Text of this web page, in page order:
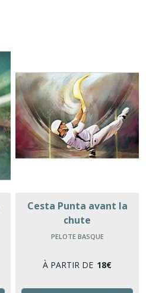
Cesta Punta avant la
chute
PELOTE BASQUE
À PARTIR DE 18€